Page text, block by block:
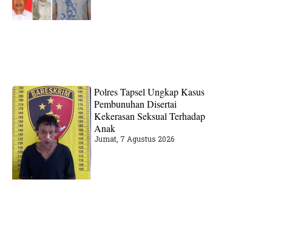
Polres Tapsel Ungkap Kasus
Pembunuhan Disertai
Kekerasan Seksual Terhadap
Anak
Jumat, 7 Agustus 2026